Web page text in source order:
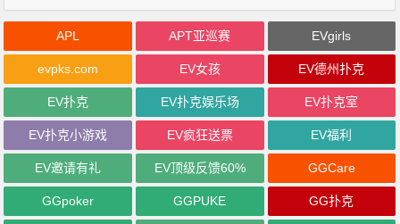
APL APT亚巡赛 EVgirls
evpks.com EV女孩 EV德州扑克
EV扑克 EV扑克娱乐场 EV扑克室
EV扑克小游戏 EV疯狂送票 EV福利
EV邀请有礼 EV顶级反馈60% GGCare
GGpoker GGPUKE GG扑克